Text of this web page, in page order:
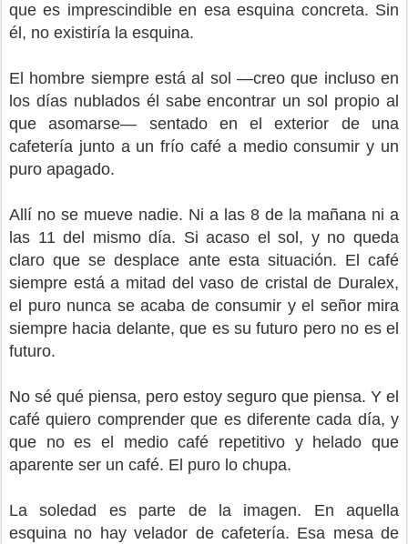
que es imprescindible en esa esquina concreta. Sin
él, no existiría la esquina.
El hombre siempre está al sol —creo que incluso en
los días nublados él sabe encontrar un sol propio al
que asomarse— sentado en el exterior de una
cafetería junto a un frío café a medio consumir y un
puro apagado.
Allí no se mueve nadie. Ni a las 8 de la mañana ni a
las 11 del mismo día. Si acaso el sol, y no queda
claro que se desplace ante esta situación. El café
siempre está a mitad del vaso de cristal de Duralex,
el puro nunca se acaba de consumir y el señor mira
siempre hacia delante, que es su futuro pero no es el
futuro.
No sé qué piensa, pero estoy seguro que piensa. Y el
café quiero comprender que es diferente cada día, y
que no es el medio café repetitivo y helado que
aparente ser un café. El puro lo chupa.
La soledad es parte de la imagen. En aquella
esquina no hay velador de cafetería. Esa mesa de